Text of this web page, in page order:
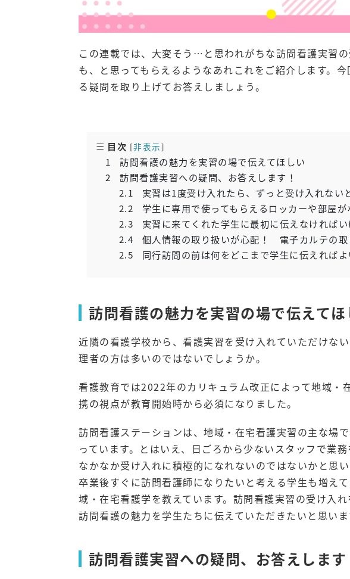
この連載では、大変そう…と思われがちな訪問看護実習
も、と思ってもらえるようなあれこれをご紹介します。
る疑問を取り上げてお答えしましょう。
目次 [非表示]
1
訪問看護の魅力を実習の場で伝えてほしい
2
訪問看護実習への疑問、お答えします！
2.1
実習は1度受け入れたら、ずっと受け入れない
2.2
学生に専用で使ってもらえるロッカーや部屋
2.3
実習に来てくれた学生に最初に伝えなければ
2.4
個人情報の取り扱いが心配！ 電子カルテの取
2.5
同行訪問の前は何をどこまで学生に伝えればよ
訪問看護の魅力を実習の場で伝えてほ
近隣の看護学校から、看護実習を受け入れていただけな
理者の方は多いのではないでしょうか。
看護教育では2022年のカリキュラム改正によって地域・
携の視点が教育開始時から必須になりました。
訪問看護ステーションは、地域・在宅看護実習の主な場
っています。とはいえ、日ごろから少ないスタッフで業
なかなか受け入れに積極的になれないのではないかと思
卒業後すぐに訪問看護師になりたいと考える学生も増え
域・在宅看護学を教えています。訪問看護実習の受け入
訪問看護の魅力を学生たちに伝えていただきたいと思いま
訪問看護実習への疑問、お答えします